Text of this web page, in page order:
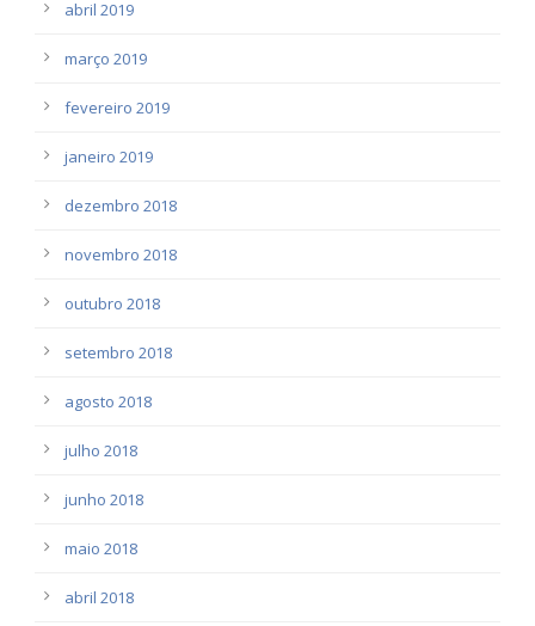
abril 2019
março 2019
fevereiro 2019
janeiro 2019
dezembro 2018
novembro 2018
outubro 2018
setembro 2018
agosto 2018
julho 2018
junho 2018
maio 2018
abril 2018